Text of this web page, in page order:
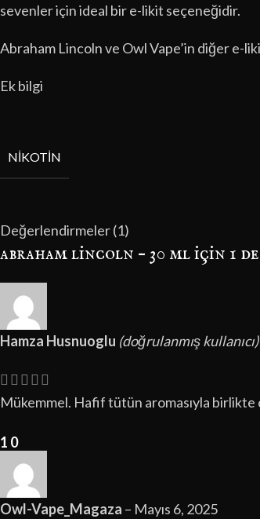
sevenler için ideal bir e-likit seçeneğidir.
Abraham Lincoln ve Owl Vape’in diğer e-
Ek bilgi
NIKOTIN
Değerlendirmeler (1)
abraham lincoln – 30 mliçin 1
Hamza Husnuoglu (doğrulanmış kullanıcı)
Mükemmel. Hafif tütün aromasıyla birlikte
1 0
Owl-Vape_Magaza – Mayıs 6, 2025